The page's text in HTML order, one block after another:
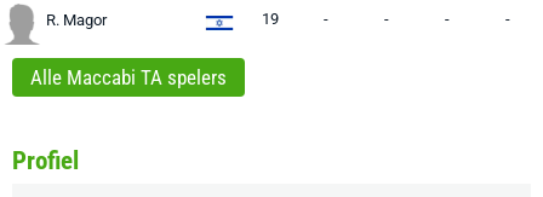
R. Magor 19 - - - -
Alle Maccabi TA spelers
Profiel